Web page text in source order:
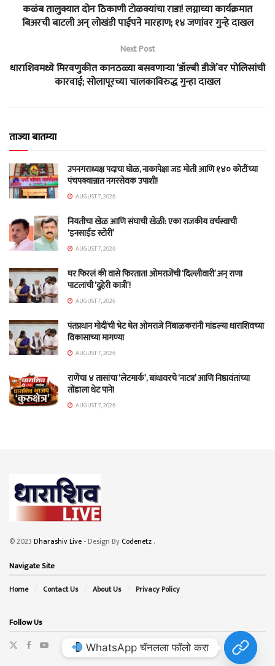
कळंब तालुक्यात दोन ठिकाणी टोळक्यांचा राडा! लग्नाच्या कार्यक्रमात
बिअरची बाटली अन् लोखंडी पाईपने मारहाण; १४ जणांवर गुन्हे दाखल
Next Post
धाराशिवमध्ये मिरवणुकीत कानठळ्या बसवणाऱ्या ‘डॉल्बी डीजे’वर पोलिसांची
कारवाई; सोलापूरच्या चालकाविरुद्ध गुन्हा दाखल
ताज्या बातम्या
उपनगराध्यक्ष पदाचा घोळ, नाकापेक्षा जड मोती आणि १४० कोटींच्या
पंचपक्वान्नात नगरसेवक उपाशी!
AUGUST 7, 2026
नियतीचा खेळ आणि संघाची खेळी: एका राजकीय वर्चस्वाची
‘इनसाईड स्टोरी’
AUGUST 7, 2026
घर फिरलं की वासे फिरतात! ओमराजेंची ‘दिल्लीवारी’ अन् राणा
पाटलांची ‘दुहेरी कात्री’!
AUGUST 7, 2026
पंतप्रधान मोदींची भेट घेत ओमराजे निंबाळकरांनी मांडल्या धाराशिवच्या
विकासाच्या मागण्या
AUGUST 7, 2026
राणेंचा ४ तासांचा ‘लेटमार्क’, बांधावरचे ‘नाट्य’ आणि निष्ठावंतांच्या
तोंडाला थेट पाने!
AUGUST 7, 2026
© 2023 Dharashiv Live - Design ByCodenetz .
Navigate Site
Home Contact Us About Us Privacy Policy
Follow Us
WhatsApp चॅनलला फॉलो करा